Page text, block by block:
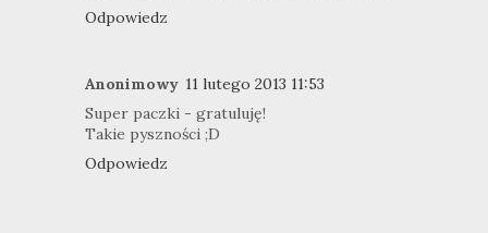
Odpowiedz
Anonimowy 11 lutego 2013 11:53
Super paczki - gratuluję!
Takie pyszności ;D
Odpowiedz